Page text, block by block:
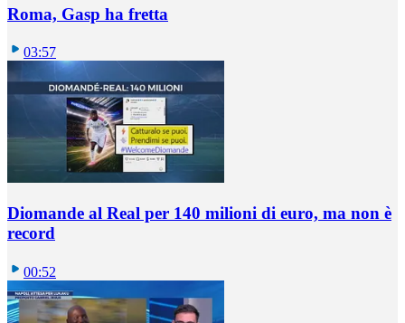
Roma, Gasp ha fretta
03:57
Diomande al Real per 140 milioni di euro, ma non è
record
00:52